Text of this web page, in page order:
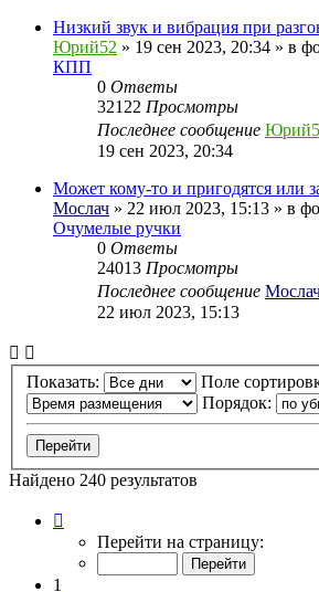
Низкий звук и вибрация при
Юрий52 » 19 сен 2023, 20:34 » в
КПП
0 Ответы
32122 Просмотры
Последнее сообщение
19 сен 2023, 20:34
Может кому-то и пригодятся или
Мослач » 22 июл 2023, 15:13 » в
Очумелые ручки
0 Ответы
24013 Просмотры
Последнее сообщение
22 июл 2023, 15:13
Показать:
Поле
Порядок:
Найдено 240 результатов
Перейти на страницу:
1